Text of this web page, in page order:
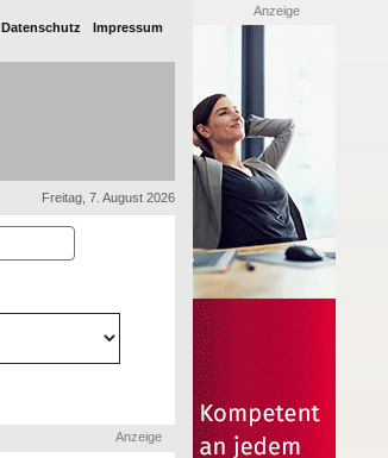
Datenschutz Impressum
Freitag, 7. August 2026
Anzeige
Anzeige